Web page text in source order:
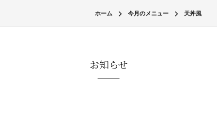
ホーム 今月のメニュー 天丼風
お知らせ